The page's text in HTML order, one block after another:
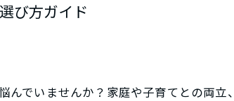
び方ガイド
でいませんか？家庭や子育てとの両